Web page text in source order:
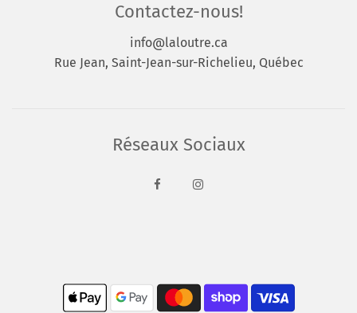
Contactez-nous!
info@laloutre.ca
Rue Jean, Saint-Jean-sur-Richelieu, Québec
Réseaux Sociaux